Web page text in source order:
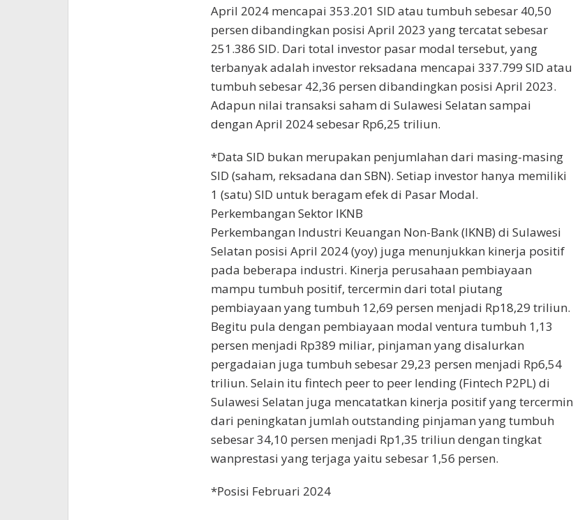
April 2024 mencapai 353.201 SID atau tumbuh sebesar 40,50
persen dibandingkan posisi April 2023 yang tercatat sebesar
251.386 SID. Dari total investor pasar modal tersebut, yang
terbanyak adalah investor reksadana mencapai 337.799 SID atau
tumbuh sebesar 42,36 persen dibandingkan posisi April 2023.
Adapun nilai transaksi saham di Sulawesi Selatan sampai
dengan April 2024 sebesar Rp6,25 triliun.
*Data SID bukan merupakan penjumlahan dari masing-masing
SID (saham, reksadana dan SBN). Setiap investor hanya memiliki
1 (satu) SID untuk beragam efek di Pasar Modal.
Perkembangan Sektor IKNB
Perkembangan Industri Keuangan Non-Bank (IKNB) di Sulawesi
Selatan posisi April 2024 (yoy) juga menunjukkan kinerja positif
pada beberapa industri. Kinerja perusahaan pembiayaan
mampu tumbuh positif, tercermin dari total piutang
pembiayaan yang tumbuh 12,69 persen menjadi Rp18,29 triliun.
Begitu pula dengan pembiayaan modal ventura tumbuh 1,13
persen menjadi Rp389 miliar, pinjaman yang disalurkan
pergadaian juga tumbuh sebesar 29,23 persen menjadi Rp6,54
triliun. Selain itu fintech peer to peer lending (Fintech P2PL) di
Sulawesi Selatan juga mencatatkan kinerja positif yang tercermin
dari peningkatan jumlah outstanding pinjaman yang tumbuh
sebesar 34,10 persen menjadi Rp1,35 triliun dengan tingkat
wanprestasi yang terjaga yaitu sebesar 1,56 persen.
*Posisi Februari 2024